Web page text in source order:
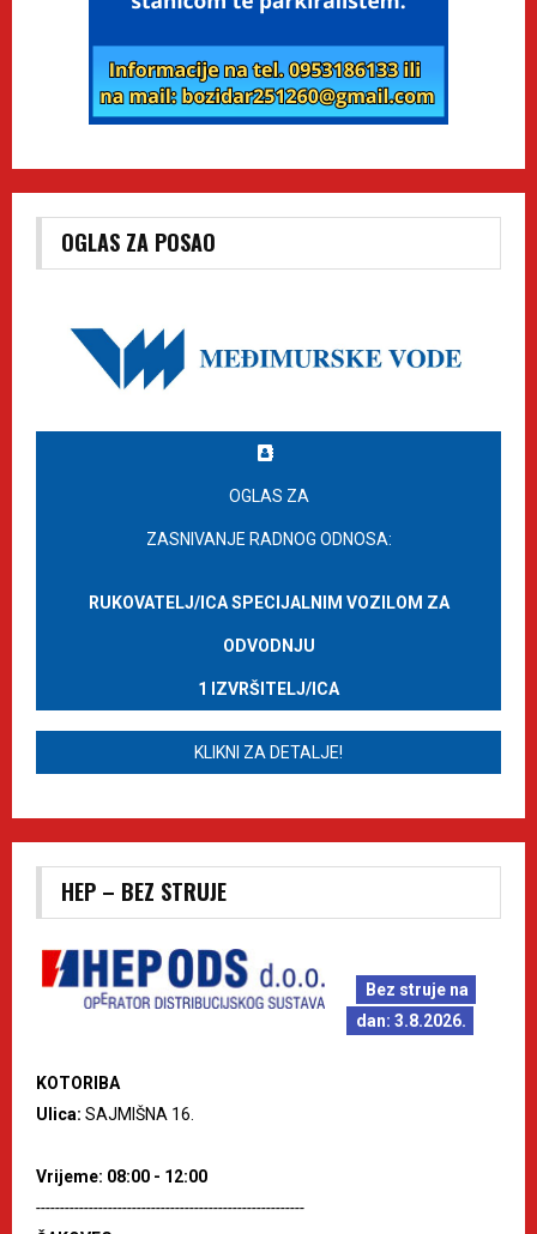
OGLAS ZA POSAO
OGLAS ZA
ZASNIVANJE RADNOG ODNOSA:
RUKOVATELJ/ICA SPECIJALNIM VOZILOM ZA
ODVODNJU
1 IZVRŠITELJ/ICA
KLIKNI ZA DETALJE!
HEP – BEZ STRUJE
Bez struje na
dan: 3.8.2026.
KOTORIBA
Ulica: SAJMIŠNA 16.
Vrijeme: 08:00 - 12:00
--------------------------------------------------------